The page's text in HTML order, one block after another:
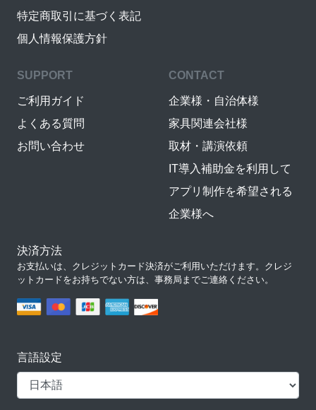
特定商取引に基づく表記
個人情報保護方針
SUPPORT
ご利用ガイド
よくある質問
お問い合わせ
CONTACT
企業様・自治体様
家具関連会社様
取材・講演依頼
IT導入補助金を利用して
アプリ制作を希望される
企業様へ
決済方法
お支払いは、クレジットカード決済がご利用いただけます。クレジ
ットカードをお持ちでない方は、事務局までご連絡ください。
言語設定